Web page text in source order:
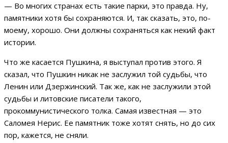
— Во многих странах есть такие парки, это правда. Ну,
памятники хотя бы сохраняются. И, так сказать, это, по-
моему, хорошо. Они должны сохраняться как некий факт
истории.
Что же касается Пушкина, я выступал против этого. Я
сказал, что Пушкин никак не заслужил той судьбы, что
Ленин или Дзержинский. Так же, как не заслужили этой
судьбы и литовские писатели такого,
прокоммунистического толка. Самая известная — это
Саломея Нерис. Ее памятник тоже хотят снять, но до сих
пор, кажется, не сняли.